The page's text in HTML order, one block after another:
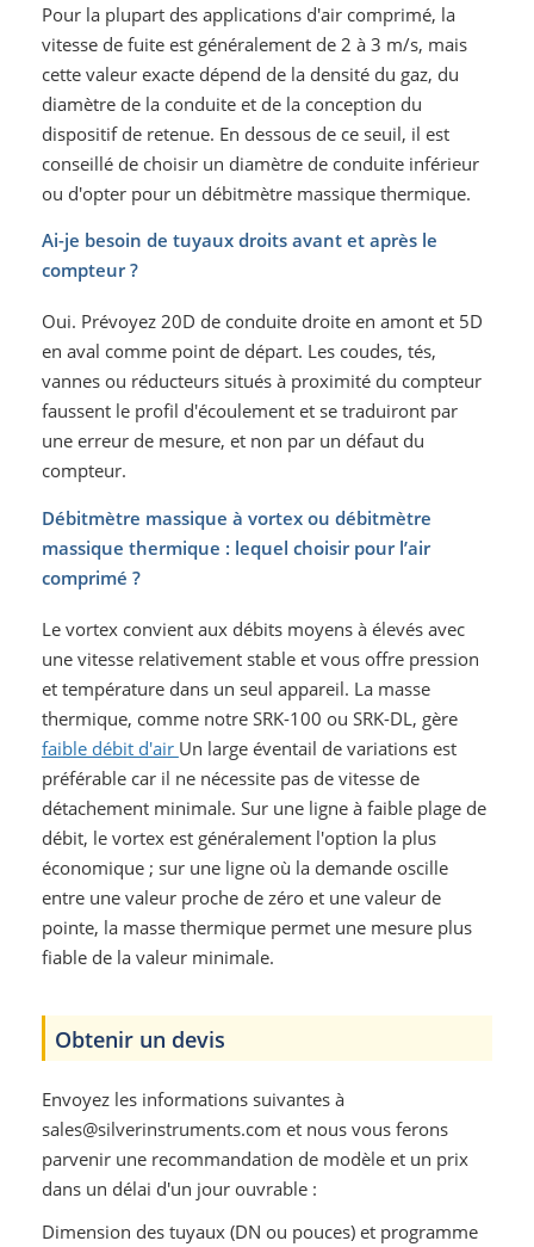
Pour la plupart des applications d'air comprimé, la
vitesse de fuite est généralement de 2 à 3 m/s, mais
cette valeur exacte dépend de la densité du gaz, du
diamètre de la conduite et de la conception du
dispositif de retenue. En dessous de ce seuil, il est
conseillé de choisir un diamètre de conduite inférieur
ou d'opter pour un débitmètre massique thermique.
Ai-je besoin de tuyaux droits avant et après le
compteur ?
Oui. Prévoyez 20D de conduite droite en amont et 5D
en aval comme point de départ. Les coudes, tés,
vannes ou réducteurs situés à proximité du compteur
faussent le profil d'écoulement et se traduiront par
une erreur de mesure, et non par un défaut du
compteur.
Débitmètre massique à vortex ou débitmètre
massique thermique : lequel choisir pour l’air
comprimé ?
Le vortex convient aux débits moyens à élevés avec
une vitesse relativement stable et vous offre pression
et température dans un seul appareil. La masse
thermique, comme notre SRK-100 ou SRK-DL, gère
faible débit d'air Un large éventail de variations est
préférable car il ne nécessite pas de vitesse de
détachement minimale. Sur une ligne à faible plage de
débit, le vortex est généralement l'option la plus
économique ; sur une ligne où la demande oscille
entre une valeur proche de zéro et une valeur de
pointe, la masse thermique permet une mesure plus
fiable de la valeur minimale.
Obtenir un devis
Envoyez les informations suivantes à
sales@silverinstruments.com et nous vous ferons
parvenir une recommandation de modèle et un prix
dans un délai d'un jour ouvrable :
Dimension des tuyaux (DN ou pouces) et programme